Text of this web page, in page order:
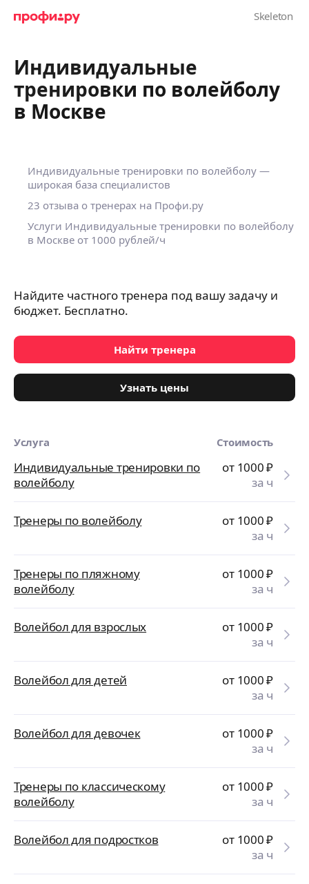
Индивидуальные
тренировки по волейболу
в Москве
Индивидуальные тренировки по волейболу —
широкая база специалистов
23 отзыва о тренерах на Профи.ру
Услуги Индивидуальные тренировки по волейболу
в Москве от 1000 рублей/ч
Найдите частного тренера под вашу задачу и
бюджет. Бесплатно.
Найти тренера
Узнать цены
Услуга Стоимость
Индивидуальные тренировки по
волейболу
от 1000₽
за ч
Тренеры по волейболу от 1000₽
за ч
Тренеры по пляжному
волейболу
от 1000₽
за ч
Волейбол для взрослых от 1000₽
за ч
Волейбол для детей от 1000₽
за ч
Волейбол для девочек от 1000₽
за ч
Тренеры по классическому
волейболу
от 1000₽
за ч
Волейбол для подростков от 1000₽
за ч